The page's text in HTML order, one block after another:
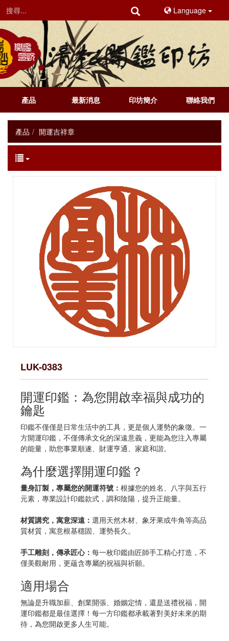
Language
產品 最新消息 印坊簡介 聯絡我們
產品 開運吉祥章
LUK-0383
開運印鑑：為您開啟幸福與成功的
鑰匙
印鑑不僅僅是日常生活中的工具，更是個人運勢的象徵。一
方開運印鑑，不僅傳承文化的深遠意義，更能為您注入專屬
的能量，助您事業順遂、財運亨通、家庭和諧。
為什麼選擇開運印鑑？
量身訂製，專屬您的開運符號： 根據您的姓名、八字與五行
元素，專業設計印鑑款式，調和陰陽，提升正能量。
材質講究，寓意深遠： 選用天然木材、象牙果或牛角等高品
質材質，寓意根基穩固、運勢長久。
手工雕刻，傳承匠心： 每一枚印鑑由匠師手工精心打造，不
僅美觀耐用，更蘊含專屬的祝福與祈願。
適用場合
無論是升職加薪、創業開張、婚姻定情，還是送禮祝福，開
運印鑑都是最佳選擇！每一方印鑑都承載著對美好未來的期
待，為您開啟更多人生可能。